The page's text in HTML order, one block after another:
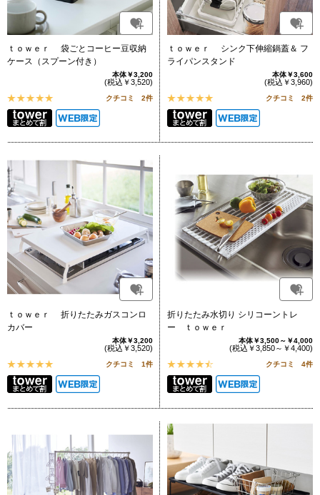
ｔｏｗｅｒ 袋ごとコーヒー豆収納
ケース（スプーン付き）
本体￥3,200
(税込￥3,520)
クチコミ 2件
ｔｏｗｅｒ シンク下伸縮鍋蓋＆ フ
ライパンスタンド
本体￥3,600
(税込￥3,960)
クチコミ 2件
ｔｏｗｅｒ 折りたたみガスコンロ
カバー
本体￥3,200
(税込￥3,520)
クチコミ 1件
折りたたみ水切り シリコーントレ
ー ｔｏｗｅｒ
本体￥3,500～￥4,000
(税込￥3,850～￥4,400)
クチコミ 4件